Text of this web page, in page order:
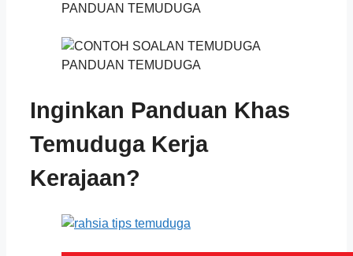
Inginkan Panduan Khas
Temuduga Kerja
Kerajaan?